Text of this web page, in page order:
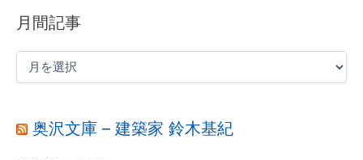
月間記事
奥沢文庫 – 建築家 鈴木基紀